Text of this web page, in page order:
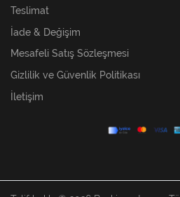
Teslimat
İade & Değişim
Mesafeli Satış Sözleşmesi
Gizlilik ve Güvenlik Politikası
İletişim